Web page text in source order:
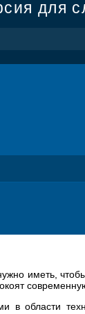
для
иметь, чтобы
в области